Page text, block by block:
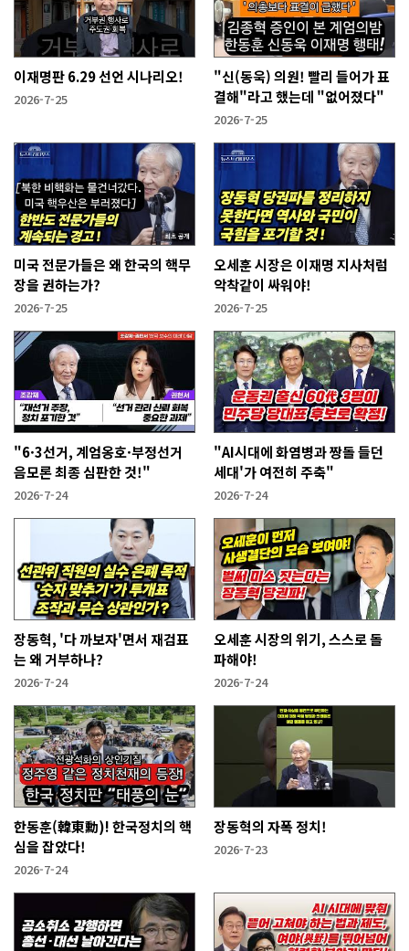
이재명판 6.29 선언 시나리오!
2026-7-25
"신(동욱) 의원! 빨리 들어가 표
결해"라고 했는데 "없어졌다"
2026-7-25
미국 전문가들은 왜 한국의 핵무
장을 권하는가?
2026-7-25
오세훈 시장은 이재명 지사처럼
악착같이 싸워야!
2026-7-25
"6·3선거, 계엄옹호·부정선거
음모론 최종 심판한 것!"
2026-7-24
"AI시대에 화염병과 짱돌 들던
세대'가 여전히 주축"
2026-7-24
장동혁, '다 까보자'면서 재검표
는 왜 거부하나?
2026-7-24
오세훈 시장의 위기, 스스로 돌
파해야!
2026-7-24
한동훈(韓東勳)! 한국정치의 핵
심을 잡았다!
2026-7-24
장동혁의 자폭 정치!
2026-7-23